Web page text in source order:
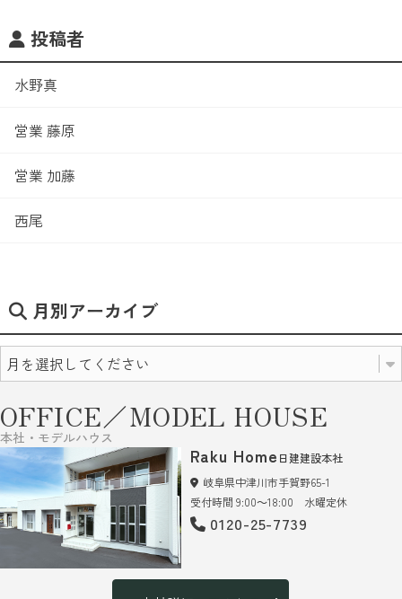
投稿者
水野真
営業 藤原
営業 加藤
西尾
月別アーカイブ
OFFICE／MODEL HOUSE
本社・モデルハウス
Raku Home 日建建設本社
岐阜県中津川市手賀野65-1
受付時間 9:00～18:00 水曜定休
0120-25-7739